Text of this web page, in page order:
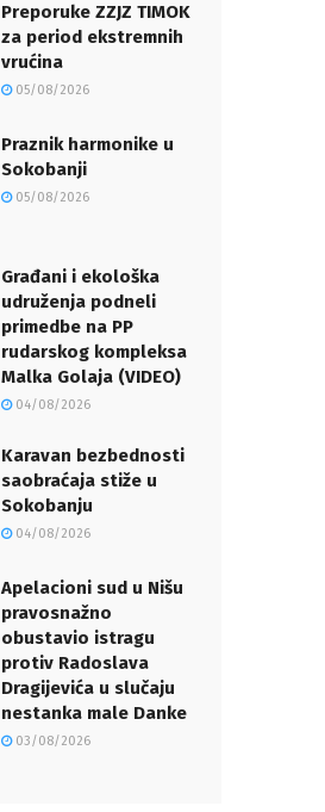
Preporuke ZZJZ TIMOK
za period ekstremnih
vrućina
05/08/2026
Praznik harmonike u
Sokobanji
05/08/2026
Građani i ekološka
udruženja podneli
primedbe na PP
rudarskog kompleksa
Malka Golaja (VIDEO)
04/08/2026
Karavan bezbednosti
saobraćaja stiže u
Sokobanju
04/08/2026
Apelacioni sud u Nišu
pravosnažno
obustavio istragu
protiv Radoslava
Dragijevića u slučaju
nestanka male Danke
03/08/2026